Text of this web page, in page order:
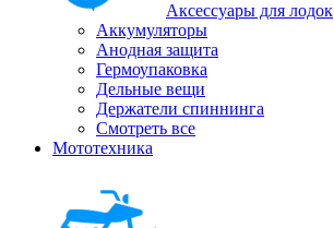
Аксессуары для лодок
Аккумуляторы
Анодная защита
Гермоупаковка
Дельные вещи
Держатели спиннинга
Смотреть все
Мототехника